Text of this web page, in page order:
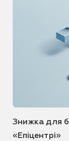
Знижка для
«Епіцентрі»